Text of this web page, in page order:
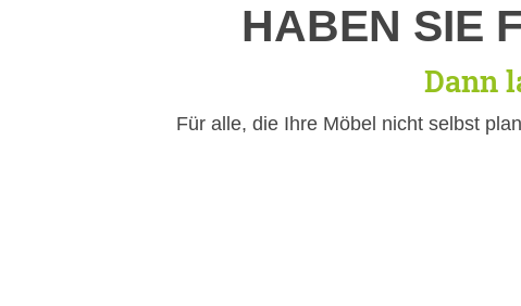
HABEN SIE
Dann
Für alle, die Ihre Möbel nicht selbst